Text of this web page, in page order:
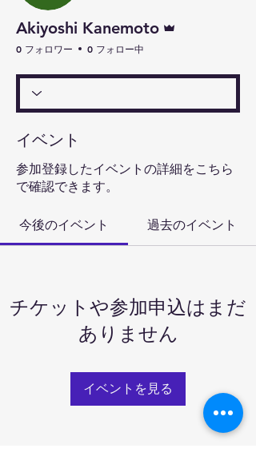
Akiyoshi Kanemoto
0 フォロワー 0 フォロー中
イベント
参加登録したイベントの詳細をこちら
で確認できます。
今後のイベント 過去のイベント
チケットや参加申込はまだ
ありません
イベントを見る